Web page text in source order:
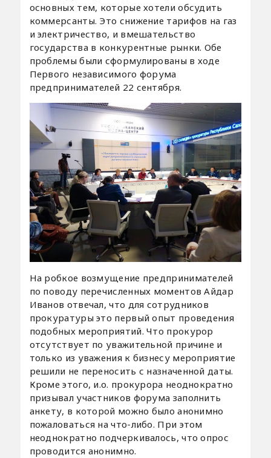
основных тем, которые хотели обсудить
коммерсанты. Это снижение тарифов на газ
и электричество, и вмешательство
государства в конкурентные рынки. Обе
проблемы были сформулированы в ходе
Первого независимого форума
предпринимателей 22 сентября.
На робкое возмущение предпринимателей
по поводу перечисленных моментов Айдар
Иванов отвечал, что для сотрудников
прокуратуры это первый опыт проведения
подобных мероприятий. Что прокурор
отсутствует по уважительной причине и
только из уважения к бизнесу мероприятие
решили не переносить с назначенной даты.
Кроме этого, и.о. прокурора неоднократно
призывал участников форума заполнить
анкету, в которой можно было анонимно
пожаловаться на что-либо. При этом
неоднократно подчеркивалось, что опрос
проводится анонимно.